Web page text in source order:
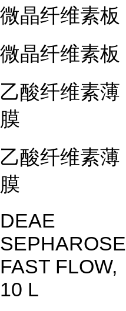
微晶纤维素板
微晶纤维素板
乙酸纤维素薄
膜
乙酸纤维素薄
膜
DEAE
SEPHAROSE
FAST FLOW,
10 L